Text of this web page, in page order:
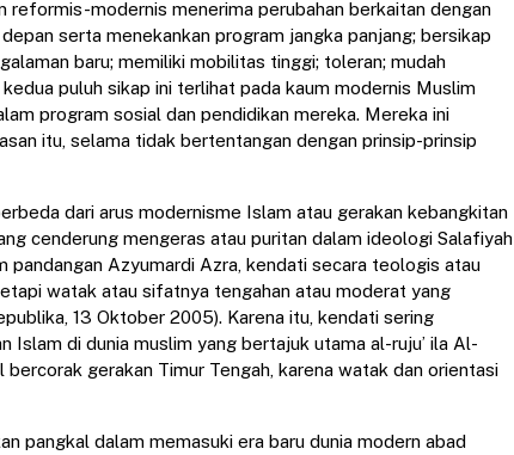
reformis-modernis menerima perubahan berkaitan dengan
serta menekankan program jangka panjang; bersikap
baru; memiliki mobilitas tinggi; toleran; mudah
puluh sikap ini terlihat pada kaum modernis Muslim
program sosial dan pendidikan mereka. Mereka ini
itu, selama tidak bertentangan dengan prinsip-prinsip
dari arus modernisme Islam atau gerakan kebangkitan
cenderung mengeras atau puritan dalam ideologi Salafiyah
pandangan Azyumardi Azra, kendati secara teologis atau
watak atau sifatnya tengahan atau moderat yang
13 Oktober 2005). Karena itu, kendati sering
Islam di dunia muslim yang bertajuk utama al-ruju’ ila Al-
gerakan Timur Tengah, karena watak dan orientasi
pangkal dalam memasuki era baru dunia modern abad